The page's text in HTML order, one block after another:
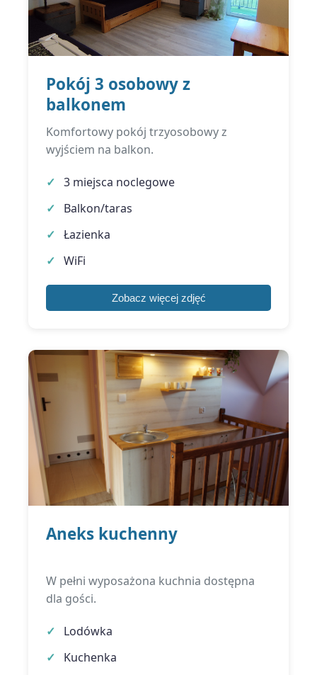
Pokój 3 osobowy z
balkonem
Komfortowy pokój trzyosobowy z
wyjściem na balkon.
3 miejsca noclegowe
Balkon/taras
Łazienka
WiFi
Zobacz więcej zdjęć
Aneks kuchenny
W pełni wyposażona kuchnia dostępna
dla gości.
Lodówka
Kuchenka